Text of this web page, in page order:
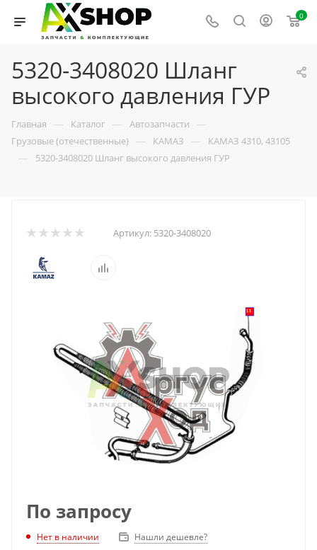
0
5320-3408020 Шланг
высокого давления ГУР
Главная — Каталог — Автозапчасти —
Грузовые (отечественные) — КАМАЗ — КАМАЗ 4310, 43105
— 5320-3408020 Шланг высокого давления ГУР
Артикул: 5320-3408020
По запросу
Нет в наличии Нашли дешевле?